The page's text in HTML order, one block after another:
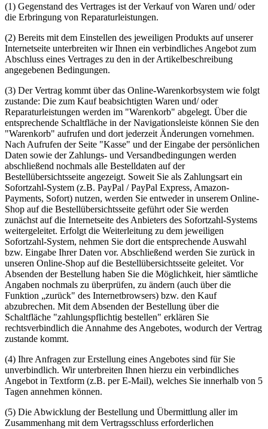
(1) Gegenstand des Vertrages ist der Verkauf von Waren und/ oder
die Erbringung von Reparaturleistungen.
(2) Bereits mit dem Einstellen des jeweiligen Produkts auf unserer
Internetseite unterbreiten wir Ihnen ein verbindliches Angebot zum
Abschluss eines Vertrages zu den in der Artikelbeschreibung
angegebenen Bedingungen.
(3) Der Vertrag kommt über das Online-Warenkorbsystem wie folgt
zustande: Die zum Kauf beabsichtigten Waren und/ oder
Reparaturleistungen werden im "Warenkorb" abgelegt. Über die
entsprechende Schaltfläche in der Navigationsleiste können Sie den
"Warenkorb" aufrufen und dort jederzeit Änderungen vornehmen.
Nach Aufrufen der Seite "Kasse" und der Eingabe der persönlichen
Daten sowie der Zahlungs- und Versandbedingungen werden
abschließend nochmals alle Bestelldaten auf der
Bestellübersichtsseite angezeigt. Soweit Sie als Zahlungsart ein
Sofortzahl-System (z.B. PayPal / PayPal Express, Amazon-
Payments, Sofort) nutzen, werden Sie entweder in unserem Online-
Shop auf die Bestellübersichtsseite geführt oder Sie werden
zunächst auf die Internetseite des Anbieters des Sofortzahl-Systems
weitergeleitet. Erfolgt die Weiterleitung zu dem jeweiligen
Sofortzahl-System, nehmen Sie dort die entsprechende Auswahl
bzw. Eingabe Ihrer Daten vor. Abschließend werden Sie zurück in
unseren Online-Shop auf die Bestellübersichtsseite geleitet. Vor
Absenden der Bestellung haben Sie die Möglichkeit, hier sämtliche
Angaben nochmals zu überprüfen, zu ändern (auch über die
Funktion „zurück" des Internetbrowsers) bzw. den Kauf
abzubrechen. Mit dem Absenden der Bestellung über die
Schaltfläche "zahlungspflichtig bestellen" erklären Sie
rechtsverbindlich die Annahme des Angebotes, wodurch der Vertrag
zustande kommt.
(4) Ihre Anfragen zur Erstellung eines Angebotes sind für Sie
unverbindlich. Wir unterbreiten Ihnen hierzu ein verbindliches
Angebot in Textform (z.B. per E-Mail), welches Sie innerhalb von 5
Tagen annehmen können.
(5) Die Abwicklung der Bestellung und Übermittlung aller im
Zusammenhang mit dem Vertragsschluss erforderlichen